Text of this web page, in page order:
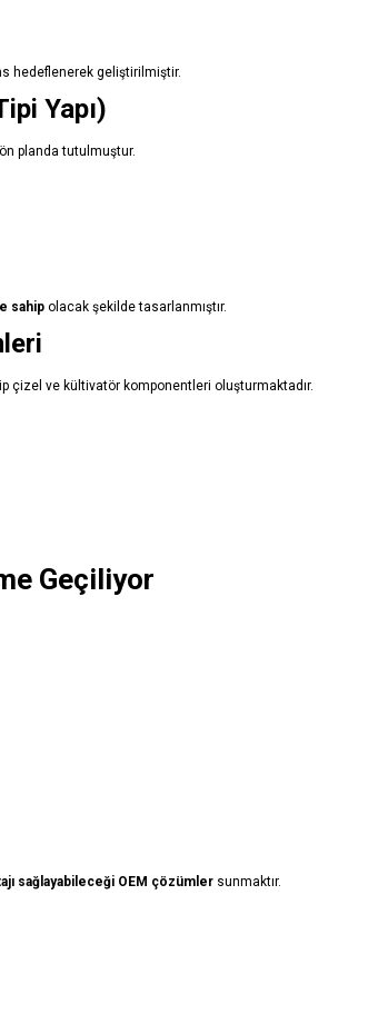
hedeflenerek geliştirilmiştir.
Yapı)
planda tutulmuştur.
sahip olacak şekilde tasarlanmıştır.
çizel ve kültivatör komponentleri oluşturmaktadır.
Geçiliyor
sağlayabileceği OEM çözümler sunmaktır.